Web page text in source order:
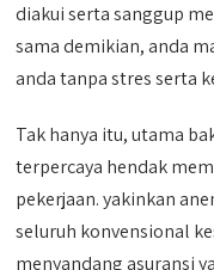
diakui serta sanggup
sama demikian, anda
anda tanpa stres serta
Tak hanya itu, utama
terpercaya hendak
pekerjaan. yakinkan
seluruh konvensional
menyandang asuransi